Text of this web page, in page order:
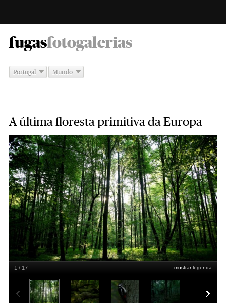
fugas -
fotogalerias
Portugal Mundo
A última floresta primitiva da Europa
mostrar legenda
1 / 17